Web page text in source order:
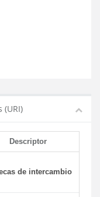
Descriptor
de intercambio